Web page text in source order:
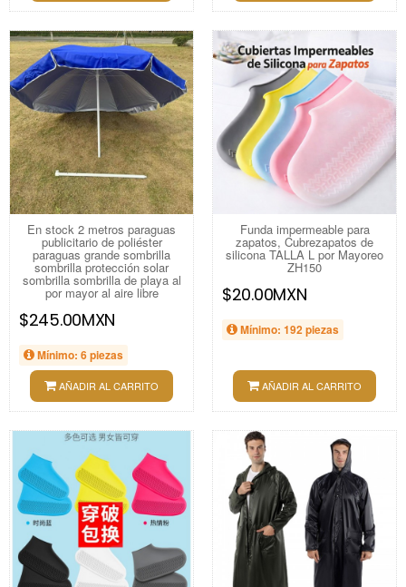
En stock 2 metros paraguas
publicitario de poliéster
paraguas grande sombrilla
sombrilla protección solar
sombrilla sombrilla de playa al
por mayor al aire libre
$245.00MXN
Mínimo: 6 piezas
AÑADIR AL CARRITO
Funda impermeable para
zapatos, Cubrezapatos de
silicona TALLA L por Mayoreo
ZH150
$20.00MXN
Mínimo: 192 piezas
AÑADIR AL CARRITO